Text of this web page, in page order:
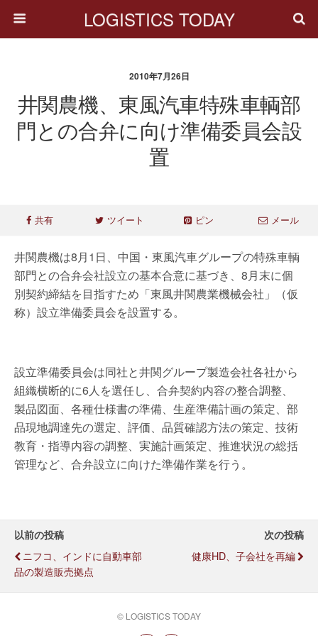
LOGISTICS TODAY
2010年7月26日
井関農機、東風汽車特殊車輌部
門との合弁に向け準備委員会設
置
共有 ツイート ピン メール
井関農機は8月1日、中国・東風汽車グループの特殊車輌
部門との合弁会社設立の基本合意に基づき、8月末に個
別契約締結を目指すため「東風井関農業機械会社」（仮
称）設立準備委員会を設置する。
設立準備委員会は同社と井関グループ製造会社各社から
組織横断的に6人を選任し、合弁契約内容の整合調整、
製品図面、各種仕様書の準備、生産準備計画の策定、部
品現地調達先の選定、評価、品質確認方法の策定、技術
教育・指導内容の調整、実施計画策定、推進状況の総括
管理など、合弁設立に向けた準備作業を行う。
以前の投稿
ニフコ、インドに自動車部
品の製造販売拠点
次の投稿
健康HD、子会社を再編
© LOGISTICS TODAY